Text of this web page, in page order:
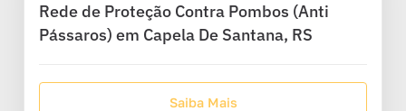
Rede de Proteção Contra Pombos (Anti
Pássaros) em Capela De Santana, RS
Saiba Mais